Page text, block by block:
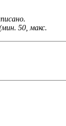
50, макс.